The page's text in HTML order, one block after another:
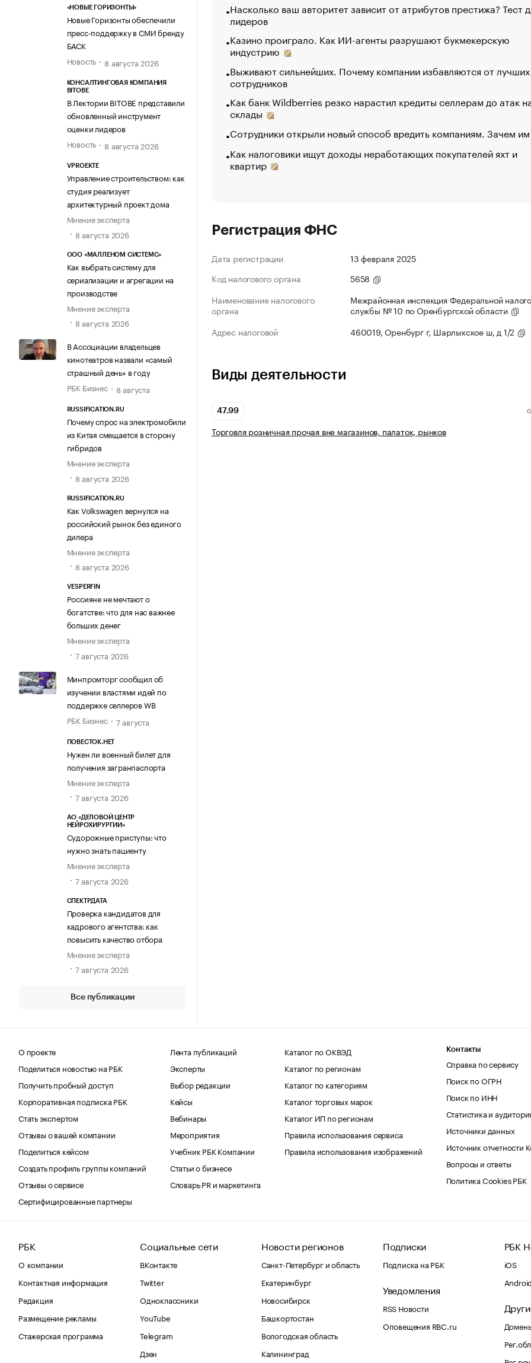
«НОВЫЕ ГОРИЗОНТЫ»
Новые Горизонты обеспечили
пресс-поддержку в СМИ бренду
БАСК
Новость
8 августа 2026
КОНСАЛТИНГОВАЯ КОМПАНИЯ
BITOBE
В Лектории BITOBE представили
обновленный инструмент
оценки лидеров
Новость
8 августа 2026
VPROEKTE
Управление строительством: как
студия реализует
архитектурный проект дома
Мнение эксперта
8 августа 2026
ООО «МАЛЛЕНОМ СИСТЕМС»
Как выбрать систему для
сериализации и агрегации на
производстве
Мнение эксперта
8 августа 2026
В Ассоциации владельцев
кинотеатров назвали «самый
страшный день» в году
РБК Бизнес
8 августа
RUSSIFICATION.RU
Почему спрос на электромобили
из Китая смещается в сторону
гибридов
Мнение эксперта
8 августа 2026
RUSSIFICATION.RU
Как Volkswagen вернулся на
российский рынок без единого
дилера
Мнение эксперта
8 августа 2026
VESPERFIN
Россияне не мечтают о
богатстве: что для нас важнее
больших денег
Мнение эксперта
7 августа 2026
Минпромторг сообщил об
изучении властями идей по
поддержке селлеров WB
РБК Бизнес
7 августа
ПОВЕСТОК.НЕТ
Нужен ли военный билет для
получения загранпаспорта
Мнение эксперта
7 августа 2026
АО «ДЕЛОВОЙ ЦЕНТР
НЕЙРОХИРУРГИИ»
Судорожные приступы: что
нужно знать пациенту
Мнение эксперта
7 августа 2026
СПЕКТРДАТА
Проверка кандидатов для
кадрового агентства: как
повысить качество отбора
Мнение эксперта
7 августа 2026
Все публикации
Насколько ваш авторитет зависит от атрибутов престижа? Тест
лидеров
Казино проиграло. Как ИИ-агенты разрушают букмекерскую
индустрию
Выживают сильнейших. Почему компании избавляются от лучших
сотрудников
Как банк Wildberries резко нарастил кредиты селлерам до атак
склады
Сотрудники открыли новый способ вредить компаниям. Зачем
Как налоговики ищут доходы неработающих покупателей яхт и
квартир
Регистрация ФНС
Дата регистрации
13 февраля 2025
Код налогового органа
5658
Наименование налогового
органа
Межрайонная инспекция Федеральной
службы № 10 по Оренбургской области
Адрес налоговой
460019, Оренбург г, Шарлыкское ш, д 1/2
Виды деятельности
47.99
Торговля розничная прочая вне магазинов, палаток, рынков
О проекте
Поделиться новостью на РБК
Получить пробный доступ
Корпоративная подписка РБК
Стать экспертом
Отзывы о вашей компании
Поделиться кейсом
Создать профиль группы компаний
Отзывы о сервисе
Сертифицированные партнеры
Лента публикаций
Эксперты
Выбор редакции
Кейсы
Вебинары
Мероприятия
Учебник РБК Компании
Статьи о бизнесе
Словарь PR и маркетинга
Каталог по ОКВЭД
Каталог по регионам
Каталог по категориям
Каталог торговых марок
Каталог ИП по регионам
Правила использования сервиса
Правила использования изображений
Контакты
Справка по сервису
Поиск по ОГРН
Поиск по ИНН
Статистика и
Источники данных
Источник отчетности
Вопросы и ответы
Политика Cookies РБК
РБК
О компании
Контактная информация
Редакция
Размещение рекламы
Стажерская программа
Социальные сети
ВКонтакте
Twitter
Одноклассники
YouTube
Telegram
Дзен
Новости регионов
Санкт-Петербург и область
Екатеринбург
Новосибирск
Башкортостан
Вологодская область
Калининград
Подписки
Подписка на РБК
Уведомления
RSS Новости
Оповещения RBC.ru
РБК
iOS